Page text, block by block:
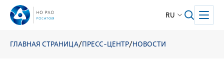
RU
ГЛАВНАЯ СТРАНИЦА/ПРЕСС-ЦЕНТР/НОВОСТИ